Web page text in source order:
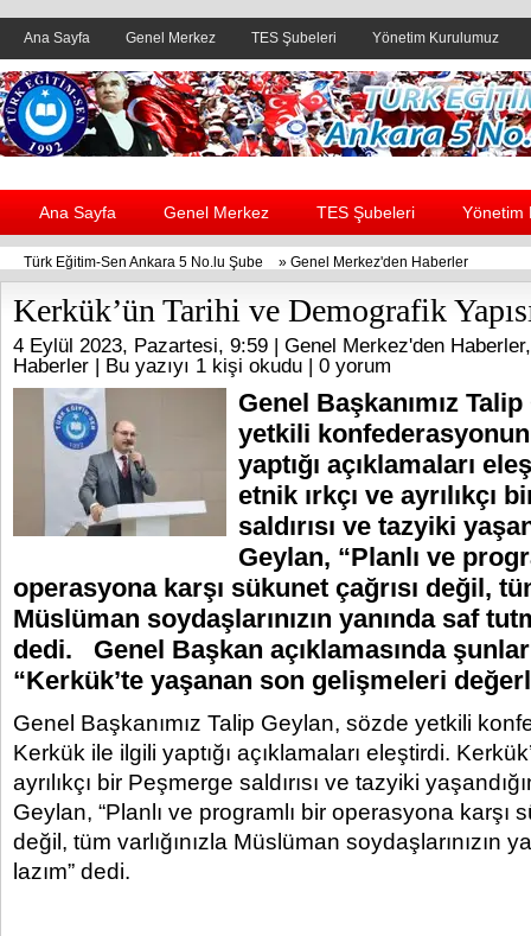
Ana Sayfa Genel Merkez TES Şubeleri Yönetim Kurulumuz
Header yanı reklam alanı
Ana Sayfa Genel Merkez TES Şubeleri Yönetim
Türk Eğitim-Sen Ankara 5 No.lu Şube » Genel Merkez'den Haberler
Kerkük’ün Tarihi ve Demografik
4 Eylül 2023, Pazartesi, 9:59 | Genel Merkez'den Haberler
Haberler | Bu yazıyı 1 kişi okudu | 0 yorum
Genel Başkanımız
yetkili
yaptığı açıklamaları
etnik ırkçı ve ayrılıkçı
saldırısı ve tazyiki
Geylan, “Planlı ve
operasyona karşı sükunet çağrısı değil,
Müslüman soydaşlarınızın yanında saf
dedi. Genel Başkan açıklamasında
“Kerkük’te yaşanan son gelişmeleri
Genel Başkanımız Talip Geylan, sözde yetkili
Kerkük ile ilgili yaptığı açıklamaları eleştirdi.
ayrılıkçı bir Peşmerge saldırısı ve tazyiki
Geylan, “Planlı ve programlı bir operasyona karşı
değil, tüm varlığınızla Müslüman soydaşlarınızın
lazım” dedi.